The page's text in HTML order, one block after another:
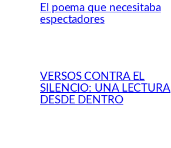
El poema que necesitaba
espectadores
VERSOS CONTRA EL
SILENCIO: UNA LECTURA
DESDE DENTRO